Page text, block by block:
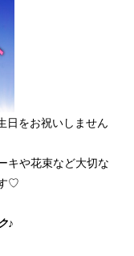
日をお祝いしません
キや花束など大切な
♡
♪